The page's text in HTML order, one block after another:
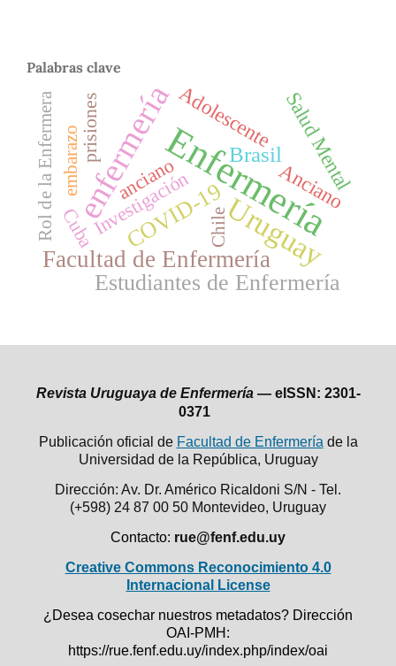
Palabras clave
Enfermería
enfermería
Uruguay
Facultad de Enfermería
Estudiantes de Enfermería
COVID-19
Brasil
Adolescente
Anciano
Salud Mental
Investigación
prisiones
Cuba
anciano
Rol de la Enfermera Chile
embarazo
Revista Uruguaya de Enfermería — eISSN: 2301-
0371
Publicación oficial de Facultad de Enfermería de la
Universidad de la República, Uruguay
Dirección: Av. Dr. Américo Ricaldoni S/N - Tel.
(+598) 24 87 00 50 Montevideo, Uruguay
Contacto: rue@fenf.edu.uy
Creative Commons Reconocimiento 4.0
Internacional License
¿Desea cosechar nuestros metadatos? Dirección
OAI-PMH:
https://rue.fenf.edu.uy/index.php/index/oai